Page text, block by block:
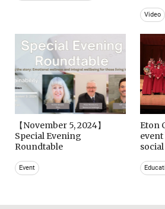
Video
【November 5, 2024】
Special Evening
Roundtable
Event
Eton